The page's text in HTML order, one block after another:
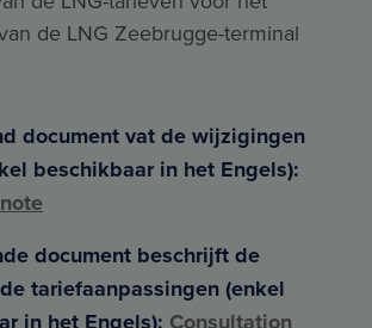
de LNG Zeebrugge-terminal
document vat de wijzigingen
beschikbaar in het Engels):
document beschrijft de
tariefaanpassingen (enkel
in het Engels): Consultation